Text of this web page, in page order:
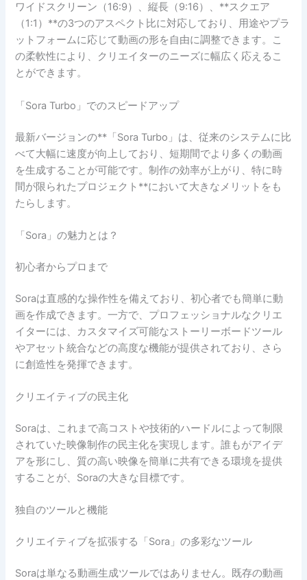
ワイドスクリーン（16:9）、縦長（9:16）、**スクエア
（1:1）**の3つのアスペクト比に対応しており、用途やプラ
ットフォームに応じて動画の形を自由に調整できます。こ
の柔軟性により、クリエイターのニーズに幅広く応えるこ
とができます。
「Sora Turbo」でのスピードアップ
最新バージョンの**「Sora Turbo」は、従来のシステムに比
べて大幅に速度が向上しており、短期間でより多くの動画
を生成することが可能です。制作の効率が上がり、特に時
間が限られたプロジェクト**において大きなメリットをも
たらします。
「Sora」の魅力とは？
初心者からプロまで
Soraは直感的な操作性を備えており、初心者でも簡単に動
画を作成できます。一方で、プロフェッショナルなクリエ
イターには、カスタマイズ可能なストーリーボードツール
やアセット統合などの高度な機能が提供されており、さら
に創造性を発揮できます。
クリエイティブの民主化
Soraは、これまで高コストや技術的ハードルによって制限
されていた映像制作の民主化を実現します。誰もがアイデ
アを形にし、質の高い映像を簡単に共有できる環境を提供
することが、Soraの大きな目標です。
独自のツールと機能
クリエイティブを拡張する「Sora」の多彩なツール
Soraは単なる動画生成ツールではありません。既存の動画